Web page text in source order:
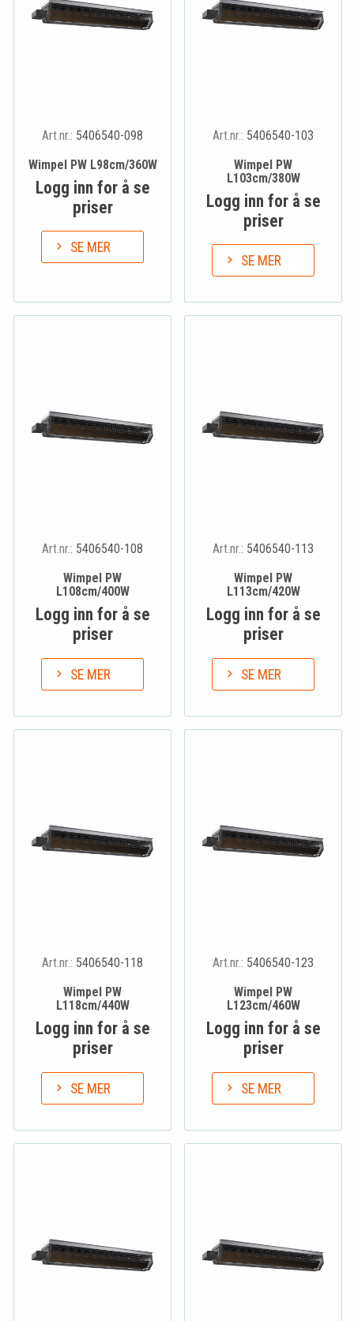
Art.nr.: 5406540-098
Wimpel PW L98cm/360W
Logg inn for å se
priser
SE MER
Art.nr.: 5406540-103
Wimpel PW
L103cm/380W
Logg inn for å se
priser
SE MER
Art.nr.: 5406540-108
Wimpel PW
L108cm/400W
Logg inn for å se
priser
SE MER
Art.nr.: 5406540-113
Wimpel PW
L113cm/420W
Logg inn for å se
priser
SE MER
Art.nr.: 5406540-118
Wimpel PW
L118cm/440W
Logg inn for å se
priser
SE MER
Art.nr.: 5406540-123
Wimpel PW
L123cm/460W
Logg inn for å se
priser
SE MER